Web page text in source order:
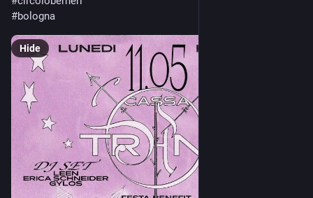
#bologna
Hide